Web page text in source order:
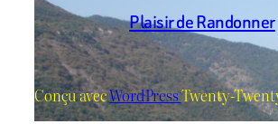
Plaisir de Randonner
Conçu avecWordPressTwenty-